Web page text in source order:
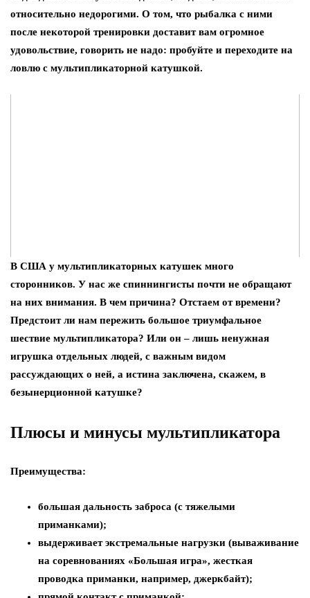
относительно недорогими. О том, что рыбалка с ними
после некоторой тренировки доставит вам огромное
удовольствие, говорить не надо: пробуйте и переходите на
ловлю с мультипликаторной катушкой.
В США у мультипликаторных катушек много
сторонников. У нас же спиннингисты почти не обращают
на них внимания. В чем причина? Отстаем от времени?
Предстоит ли нам пережить большое триумфальное
шествие мультипликатора? Или он – лишь ненужная
игрушка отдельных людей, с важным видом
рассуждающих о ней, а истина заключена, скажем, в
безынерционной катушке?
Плюсы и минусы мультипликатора
Преимущества:
большая дальность заброса (с тяжелыми
приманками);
выдерживает экстремальные нагрузки (вываживание
на соревнованиях «Большая игра», жесткая
проводка приманки, например, джеркбайт);